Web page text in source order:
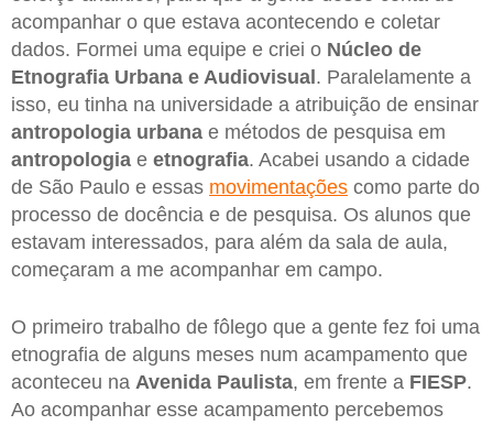
acompanhar o que estava acontecendo e coletar
dados. Formei uma equipe e criei o Núcleo de
Etnografia Urbana e Audiovisual . Paralelamente a
isso, eu tinha na universidade a atribuição de ensinar
antropologia urbana e métodos de pesquisa em
antropologia e etnografia. Acabei usando a cidade
de São Paulo e essas movimentações como parte do
processo de docência e de pesquisa. Os alunos que
estavam interessados, para além da sala de aula,
começaram a me acompanhar em campo.
O primeiro trabalho de fôlego que a gente fez foi uma
etnografia de alguns meses num acampamento que
aconteceu na Avenida Paulista, em frente a FIESP.
Ao acompanhar esse acampamento percebemos